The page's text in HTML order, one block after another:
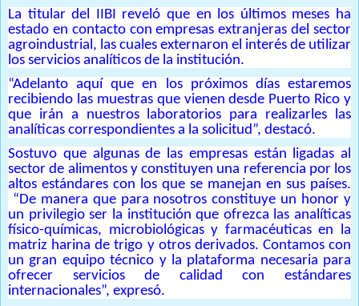
La titular del IIBI reveló que en los últimos meses ha
estado en contacto con empresas extranjeras del sector
agroindustrial, las cuales externaron el interés de utilizar
los servicios analíticos de la institución.
“Adelanto aquí que en los próximos días estaremos
recibiendo las muestras que vienen desde Puerto Rico y
que irán a nuestros laboratorios para realizarles las
analíticas correspondientes a la solicitud”, destacó.
Sostuvo que algunas de las empresas están ligadas al
sector de alimentos y constituyen una referencia por los
altos estándares con los que se manejan en sus países.
“De manera que para nosotros constituye un honor y
un privilegio ser la institución que ofrezca las analíticas
físico-químicas, microbiológicas y farmacéuticas en la
matriz harina de trigo y otros derivados. Contamos con
un gran equipo técnico y la plataforma necesaria para
ofrecer servicios de calidad con estándares
internacionales”, expresó.